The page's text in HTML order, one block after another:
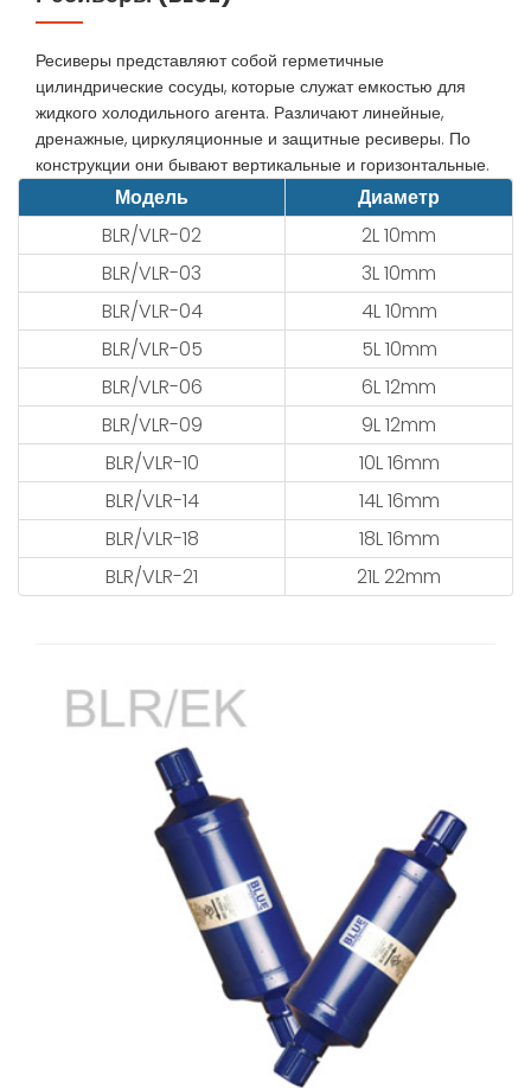
Ресиверы представляют собой герметичные
цилиндрические сосуды, которые служат емкостью для
жидкого холодильного агента. Различают линейные,
дренажные, циркуляционные и защитные ресиверы. По
конструкции они бывают вертикальные и горизонтальные.
Модель
Диаметр
BLR/VLR-02
2L 10mm
BLR/VLR-03
3L 10mm
BLR/VLR-04
4L 10mm
BLR/VLR-05
5L 10mm
BLR/VLR-06
6L 12mm
BLR/VLR-09
9L 12mm
BLR/VLR-10
10L 16mm
BLR/VLR-14
14L 16mm
BLR/VLR-18
18L 16mm
BLR/VLR-21
21L 22mm